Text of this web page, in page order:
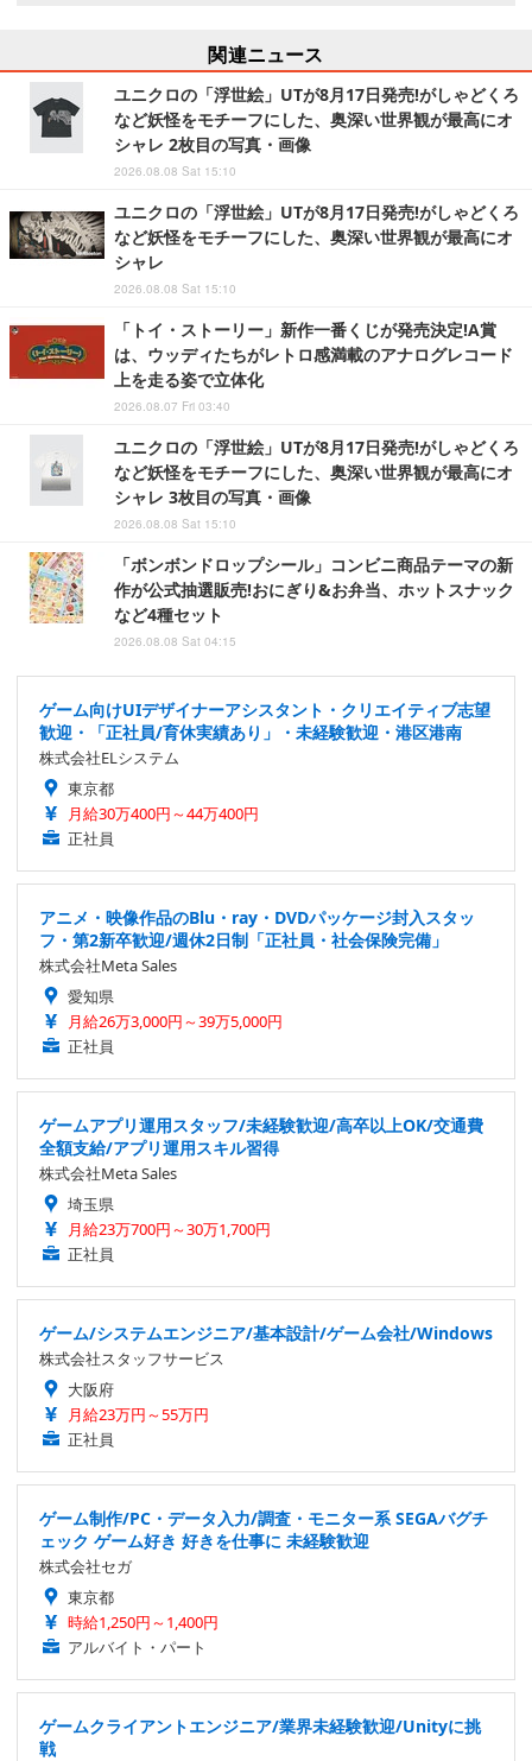
関連ニュース
ユニクロの「浮世絵」UTが8月17日発売!がしゃどくろ
など妖怪をモチーフにした、奥深い世界観が最高にオ
シャレ 2枚目の写真・画像
2026.08.08 Sat 15:10
ユニクロの「浮世絵」UTが8月17日発売!がしゃどくろ
など妖怪をモチーフにした、奥深い世界観が最高にオ
シャレ
2026.08.08 Sat 15:10
「トイ・ストーリー」新作一番くじが発売決定!A賞
は、ウッディたちがレトロ感満載のアナログレコード
上を走る姿で立体化
2026.08.07 Fri 03:40
ユニクロの「浮世絵」UTが8月17日発売!がしゃどくろ
など妖怪をモチーフにした、奥深い世界観が最高にオ
シャレ 3枚目の写真・画像
2026.08.08 Sat 15:10
「ボンボンドロップシール」コンビニ商品テーマの新
作が公式抽選販売!おにぎり&お弁当、ホットスナック
など4種セット
2026.08.08 Sat 04:15
ゲーム向けUIデザイナーアシスタント・クリエイティブ志望
歓迎・「正社員/育休実績あり」・未経験歓迎・港区港南
株式会社ELシステム
東京都
月給30万400円～44万400円
正社員
アニメ・映像作品のBlu・ray・DVDパッケージ封入スタッ
フ・第2新卒歓迎/週休2日制「正社員・社会保険完備」
株式会社Meta Sales
愛知県
月給26万3,000円～39万5,000円
正社員
ゲームアプリ運用スタッフ/未経験歓迎/高卒以上OK/交通費
全額支給/アプリ運用スキル習得
株式会社Meta Sales
埼玉県
月給23万700円～30万1,700円
正社員
ゲーム/システムエンジニア/基本設計/ゲーム会社/Windows
株式会社スタッフサービス
大阪府
月給23万円～55万円
正社員
ゲーム制作/PC・データ入力/調査・モニター系 SEGAバグチ
ェック ゲーム好き 好きを仕事に 未経験歓迎
株式会社セガ
東京都
時給1,250円～1,400円
アルバイト・パート
ゲームクライアントエンジニア/業界未経験歓迎/Unityに挑
戦